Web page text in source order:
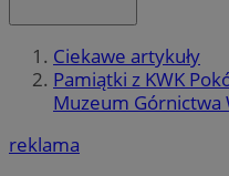
Ciekawe artykuły
Pamiątki z KWK
Muzeum Górnictwa
reklama